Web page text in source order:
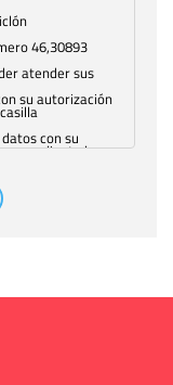
46,30893
atender sus
su autorización
con su
mediante la
de
podrá
pedimos. No se